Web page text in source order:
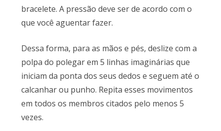
bracelete. A pressão deve ser de acordo com o
que você aguentar fazer.
Dessa forma, para as mãos e pés, deslize com a
polpa do polegar em 5 linhas imaginárias que
iniciam da ponta dos seus dedos e seguem até o
calcanhar ou punho. Repita esses movimentos
em todos os membros citados pelo menos 5
vezes.